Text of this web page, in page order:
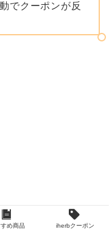
でクーポンが反
め商品 iherbクーポン